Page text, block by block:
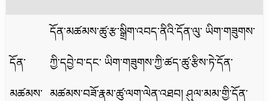
དོན་
མཚམས་
དོན་མཚམས་ཚུ་རྩ་སྒྲིག་འབད་ནིའི་དོན་ལུ་ ཡིག་གཟུགས་
ཀྱི་དབྱེ་བ་དང་ ཡིག་གཟུགས་ཀྱི་ཚད་ཚུ་རྩིས་ཏེ་དོན་
མཚམས་བཟོ་རྣམ་ཚུ་ལག་ལེན་འཐབ། ཤུལ་མམ་གྱི་དོན་